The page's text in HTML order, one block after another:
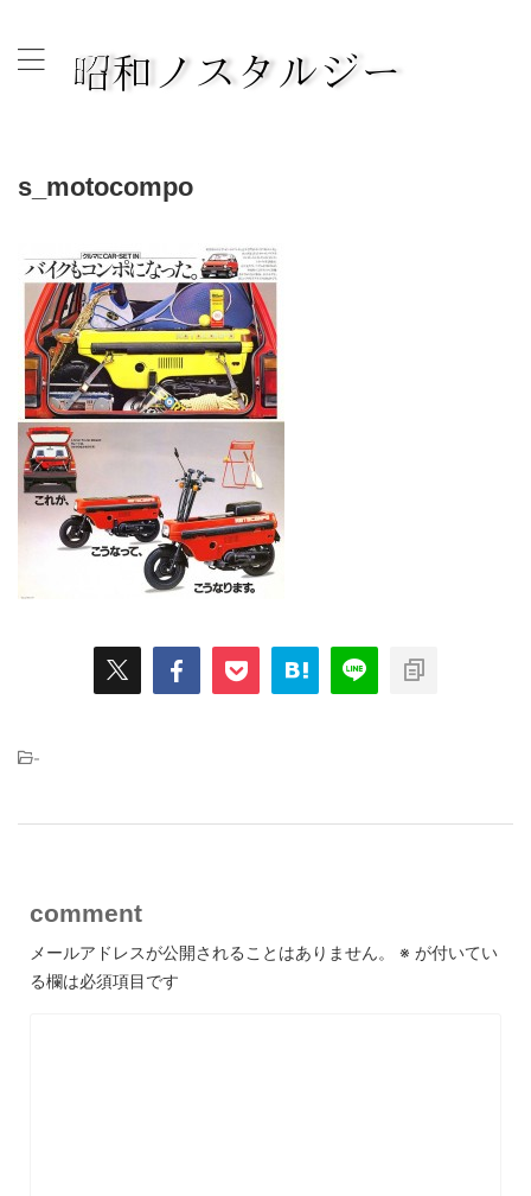
s_motocompo
-
comment
メールアドレスが公開されることはありません。 ※ が付いてい
る欄は必須項目です